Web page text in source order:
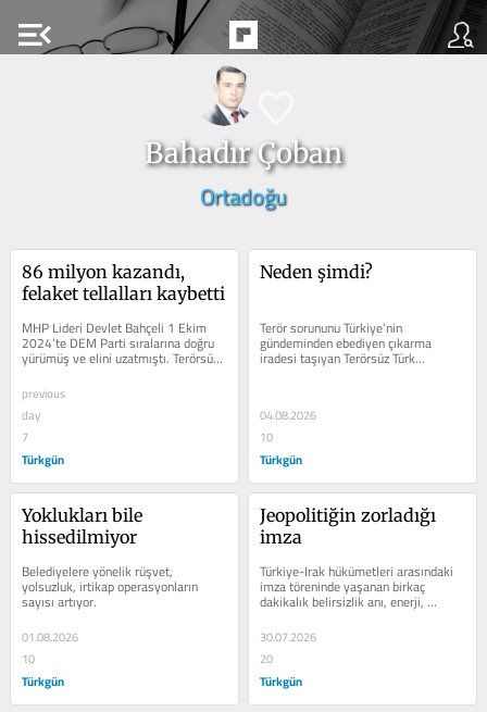
menu_open
Bahadır Çoban
Ortadoğu
86 milyon kazandı,
felaket tellalları kaybetti
MHP Lideri Devlet Bahçeli 1 Ekim
2024’te DEM Parti sıralarına doğru
yürümüş ve elini uzatmıştı. Terörsüz
Türkiye süreci yine Sayın Bahçeli...
previous
day
7
Türkgün
Neden şimdi?
Terör sorununu Türkiye’nin
gündeminden ebediyen çıkarma
iradesi taşıyan Terörsüz Türk...
04.08.2026
10
Türkgün
Yoklukları bile
hissedilmiyor
Belediyelere yönelik rüşvet,
yolsuzluk, irtikap operasyonların
sayısı artıyor.
01.08.2026
10
Türkgün
Jeopolitiğin zorladığı
imza
Türkiye-Irak hükümetleri arasındaki
imza töreninde yaşanan birkaç
dakikalık belirsizlik anı, enerji,
ulaştırma ve güvenlik başlıkları...
30.07.2026
20
Türkgün